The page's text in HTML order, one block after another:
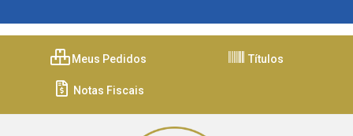
Meus Pedidos Títulos
Notas Fiscais